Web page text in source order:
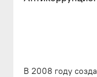
В 2008 году